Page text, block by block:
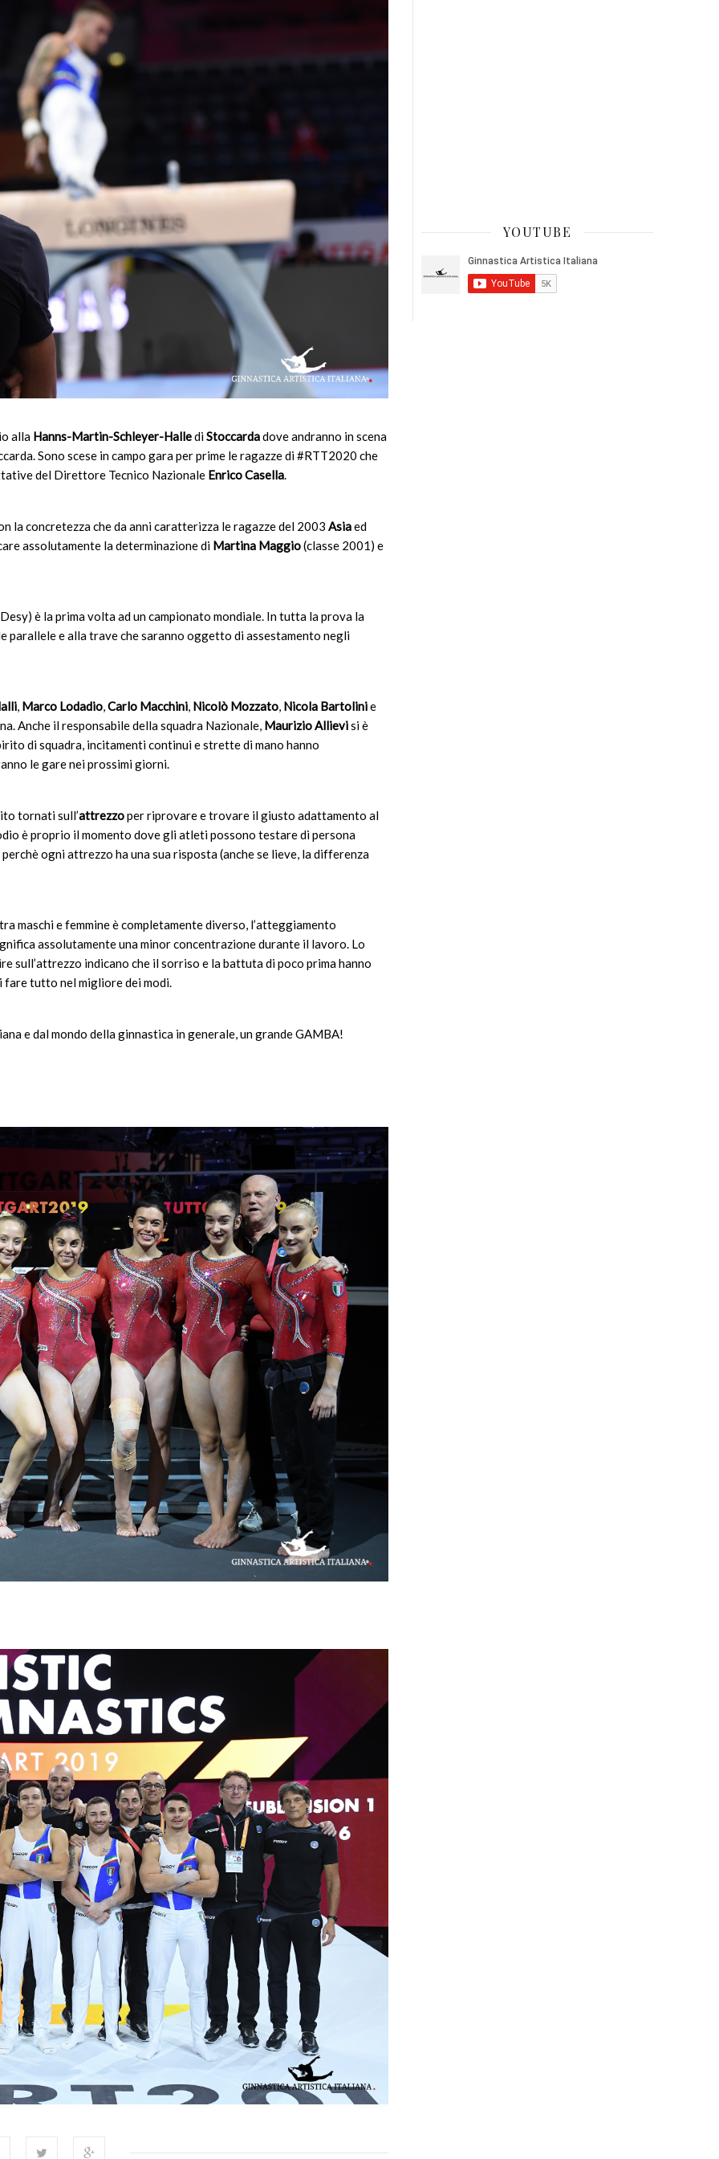
alla Hanns-Martin-Schleyer-HallediStoccardadove andranno in scena
Sono scese in campo gara per prime le ragazze di #RTT2020 che
del Direttore Tecnico Nazionale Enrico Casella.
la concretezza che da anni caratterizza le ragazze del 2003 Asiaed
assolutamente la determinazione di Martina Maggio(classe 2001) e
è la prima volta ad un campionato mondiale. In tutta la prova la
parallele e alla trave che saranno oggetto di assestamento negli
, Marco Lodadio,Carlo Macchini, Nicolò Mozzato, Nicola Bartolinie
Anche il responsabile della squadra Nazionale, Maurizio Allievisi è
di squadra, incitamenti continui e strette di mano hanno
le gare nei prossimi giorni.
tornati sull’attrezzoper riprovare e trovare il giusto adattamento al
è proprio il momento dove gli atleti possono testare di persona
ogni attrezzo ha una sua risposta (anche se lieve, la differenza
maschi e femmine è completamente diverso, l’atteggiamento
assolutamente una minor concentrazione durante il lavoro. Lo
sull’attrezzo indicano che il sorriso e la battuta di poco prima hanno
fare tutto nel migliore dei modi.
e dal mondo della ginnastica in generale, un grande GAMBA!
YOUTUBE